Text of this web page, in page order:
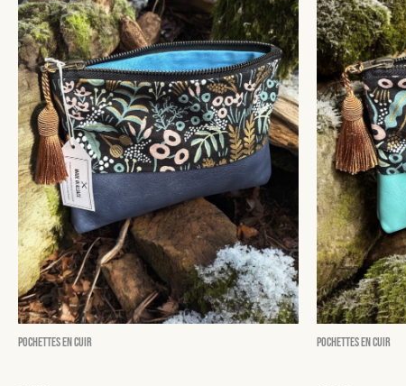
Pochettes en cuir Pochettes en cuir